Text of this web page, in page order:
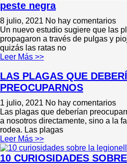
peste negra
8 julio, 2021 No hay comentarios
Un nuevo estudio sugiere que las
propagaron a través de pulgas y
quizás las ratas no
Leer Más >>
LAS PLAGAS QUE
PREOCUPARNOS
1 julio, 2021 No hay comentarios
Las plagas que deberían
a nosotros directamente, sino a la
rodea. Las plagas
Leer Más >>
10 CURIOSIDADES